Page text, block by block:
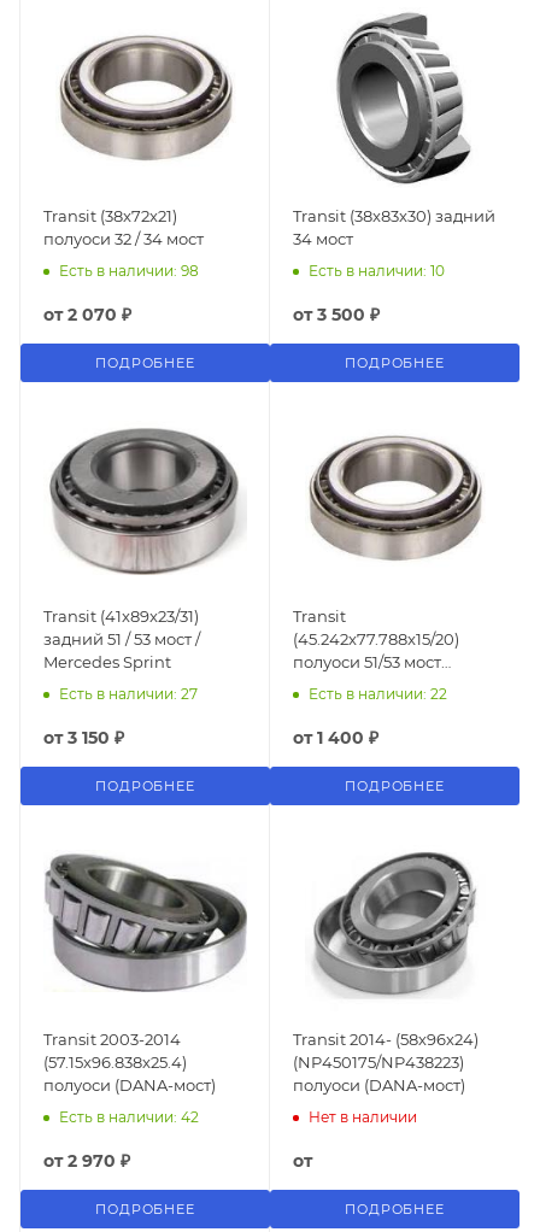
Transit (38x72x21)
полуоси 32 / 34 мост
Есть в наличии: 98
от2 070 ₽
ПОДРОБНЕЕ
Transit (38x83x30) задний
34 мост
Есть в наличии: 10
от3 500 ₽
ПОДРОБНЕЕ
Transit (41x89x23/31)
задний 51 / 53 мост /
Mercedes Sprint
Есть в наличии: 27
от3 150 ₽
ПОДРОБНЕЕ
Transit
(45.242x77.788x15/20)
полуоси 51/53 мост
Timken / USA DANA 8.8"
Есть в наличии: 22
от1 400 ₽
ПОДРОБНЕЕ
Transit 2003-2014
(57.15x96.838x25.4)
полуоси (DANA-мост)
Есть в наличии: 42
от2 970 ₽
ПОДРОБНЕЕ
Transit 2014- (58х96х24)
(NP450175/NP438223)
полуоси (DANA-мост)
Нет в наличии
от
ПОДРОБНЕЕ